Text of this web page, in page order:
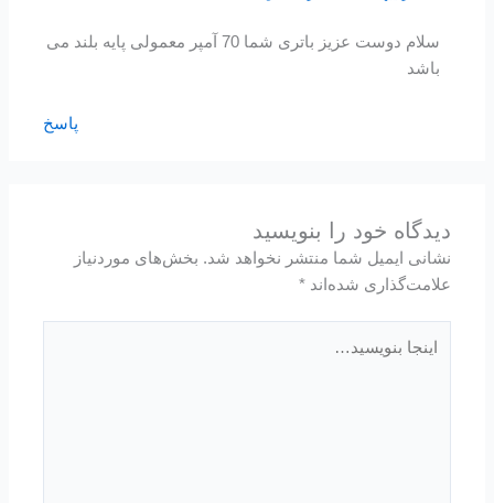
سلام دوست عزیز باتری شما 70 آمپر معمولی پایه بلند می
باشد
پاسخ
دیدگاه‌ خود را بنویسید
نشانی ایمیل شما منتشر نخواهد شد. بخش‌های موردنیاز
علامت‌گذاری شده‌اند*
بنویسید…